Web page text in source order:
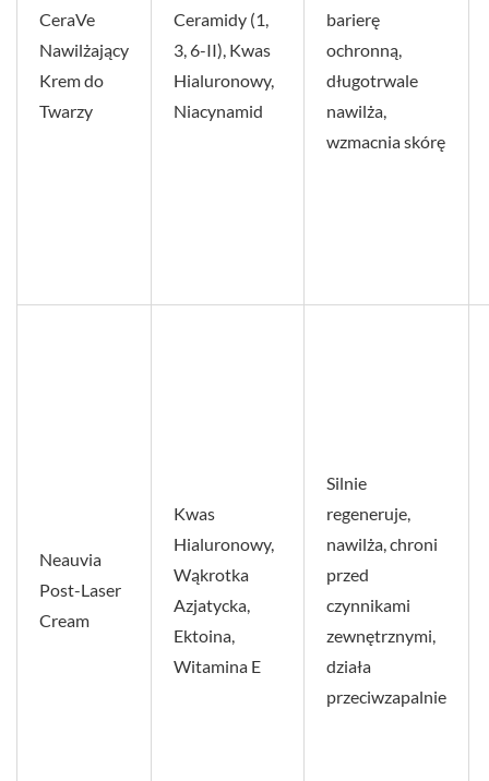
CeraVe
Nawilżający
Krem do
Twarzy
Ceramidy (1,
3, 6-II), Kwas
Hialuronowy,
Niacynamid
barierę
ochronną,
długotrwale
nawilża,
wzmacnia skórę
Neauvia
Post-Laser
Cream
Kwas
Hialuronowy,
Wąkrotka
Azjatycka,
Ektoina,
Witamina E
Silnie
regeneruje,
nawilża, chroni
przed
czynnikami
zewnętrznymi,
działa
przeciwzapalnie